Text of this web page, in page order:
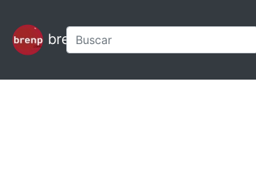
brenp